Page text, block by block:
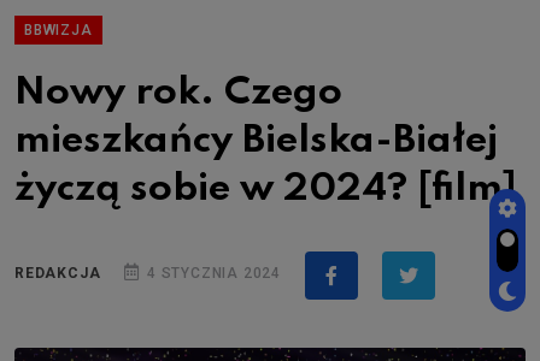
BBWIZJA
Nowy rok. Czego
mieszkańcy Bielska-Białej
życzą sobie w 2024? [film]
REDAKCJA 4 STYCZNIA 2024